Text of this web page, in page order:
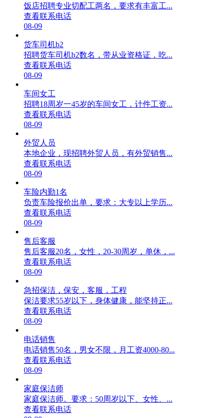
饭店招聘专业切配工两名，要求有丰富工...
查看联系电话
08-09
货车司机b2
招聘货车司机b2数名，带从业资格证，吃...
查看联系电话
08-09
车间女工
招聘18周岁一45岁的车间女工，计件工资...
查看联系电话
08-09
外贸人员
本地企业，现招聘外贸人员，有外贸销售...
查看联系电话
08-09
车险内勤1名
负责车险报价出单，要求：大专以上学历...
查看联系电话
08-09
售后客服
售后客服20名，女性，20-30周岁，单休，...
查看联系电话
08-09
急招保洁，保安，客服，工程
保洁要求55岁以下，身体健康，能坚持正...
查看联系电话
08-09
电话销售
电话销售50名，男女不限，月工资4000-80...
查看联系电话
08-09
家庭保洁师
家庭保洁师。要求：50周岁以下、女性、...
查看联系电话